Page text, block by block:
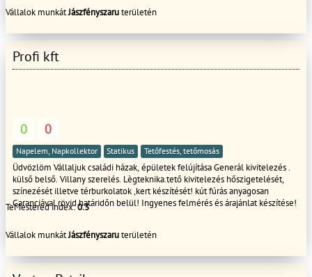
Vállalok munkátJászfényszaruterületén
Profi kft
0 0
Napelem, Napkollektor Statikus Tetőfestés, tetőmosás
Üdvözlöm Vállaljuk családi házak, épületek felújítása Generál kivitelezés .
külső belső. Villany szerelés. Lègteknika.tető kivitelezés hőszigetelését,
színezését illetve térburkolatok ,kert készítését! kút fúrás anyagosan
Garanciával rövid határidőn belül! Ingyenes felmérés és árajánlat készítése!
TeMestered index:0.3
Vállalok munkátJászfényszaruterületén